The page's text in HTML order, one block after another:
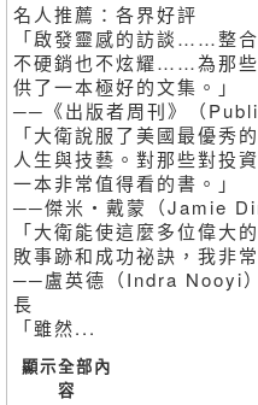
名人推薦：各界好評
「啟發靈感的訪談……整
不硬銷也不炫耀……為那些
供了一本極好的文集。」
──《出版者周刊》（
「大衛說服了美國最優秀
人生與技藝。對那些對投
一本非常值得看的書。」
──傑米・戴蒙（Jamie
「大衛能使這麼多位偉大
敗事跡和成功祕訣，我非
──盧英德（Indra Nooyi
長
「雖然...
顯示全部內
容